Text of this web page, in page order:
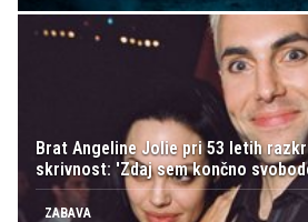
Brat Angeline Jolie pri 53 letih
skrivnost: 'Zdaj sem končno
ZABAVA